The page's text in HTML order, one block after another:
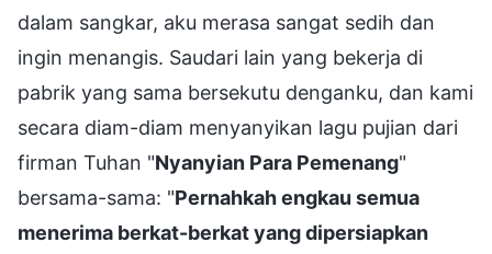
dalam sangkar, aku merasa sangat sedih dan
ingin menangis. Saudari lain yang bekerja di
pabrik yang sama bersekutu denganku, dan kami
secara diam-diam menyanyikan lagu pujian dari
firman Tuhan "Nyanyian Para Pemenang"
bersama-sama: "Pernahkah engkau semua
menerima berkat-berkat yang dipersiapkan